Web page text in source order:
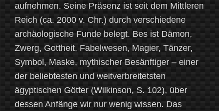
aufnehmen. Seine Präsenz ist seit dem Mittleren
Reich (ca. 2000 v. Chr.) durch verschiedene
archäologische Funde belegt. Bes ist Dämon,
Zwerg, Gottheit, Fabelwesen, Magier, Tänzer,
Symbol, Maske, mythischer Besänftiger – einer
der beliebtesten und weitverbreitetsten
ägyptischen Götter (Wilkinson, S. 102), über
dessen Anfänge wir nur wenig wissen. Das